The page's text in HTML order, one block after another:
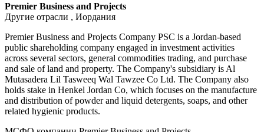
Premier Business and Projects
Другие отрасли , Иордания
Premier Business and Projects Company PSC is a Jordan-based
public shareholding company engaged in investment activities
across several sectors, general commodities trading, and purchase
and sale of land and property. The Company's subsidiary is Al
Mutasadera Lil Tasweeq Wal Tawzee Co Ltd. The Company also
holds stake in Henkel Jordan Co, which focuses on the manufacture
and distribution of powder and liquid detergents, soaps, and other
related hygienic products.